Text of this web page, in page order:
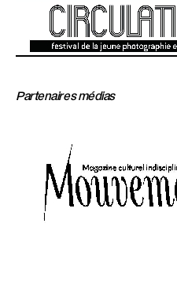
Partenaires médias